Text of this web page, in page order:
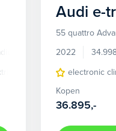
Elektrisch
glazen panorama-dak
Audi e-
55 quattro
2022
electronic
Kopen
36.895,-